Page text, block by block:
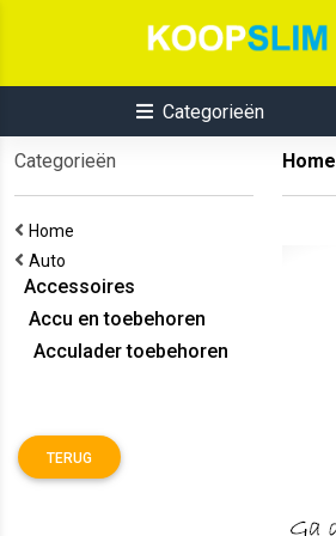
Categorieën
Categorieën
Home
Auto
Accessoires
Accu en toebehoren
Acculader toebehoren
TERUG
Home